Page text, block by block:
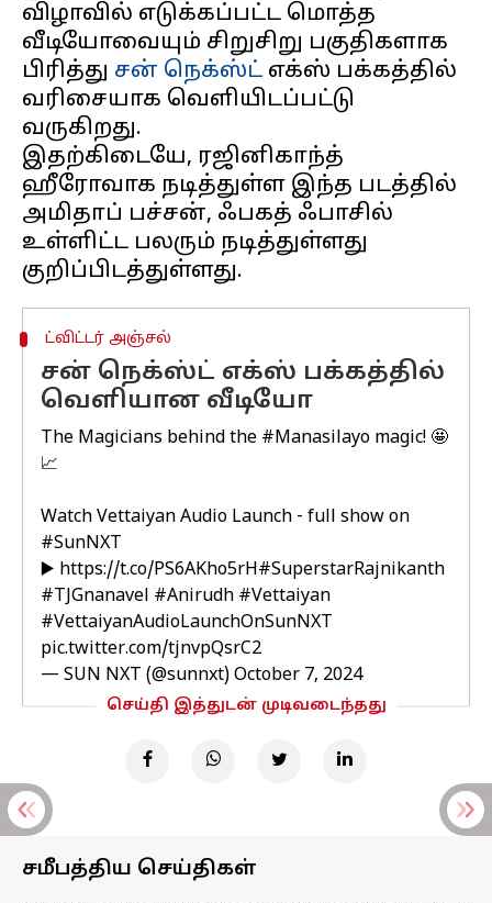
விழாவில் எடுக்கப்பட்ட மொத்த
வீடியோவையும் சிறுசிறு பகுதிகளாக
பிரித்து சன் நெக்ஸ்ட் எக்ஸ் பக்கத்தில்
வரிசையாக வெளியிடப்பட்டு
வருகிறது.
இதற்கிடையே, ரஜினிகாந்த்
ஹீரோவாக நடித்துள்ள இந்த படத்தில்
அமிதாப் பச்சன், ஃபகத் ஃபாசில்
உள்ளிட்ட பலரும் நடித்துள்ளது
ட்விட்டர் அஞ்சல்
சன் நெக்ஸ்ட் எக்ஸ் பக்கத்தில்
வெளியான வீடியோ
The Magicians behind the #Manasilayo magic! 🤩
📈
Watch Vettaiyan Audio Launch - full show on
#SunNXT
▶️ https://t.co/PS6AKho5rH#SuperstarRajnikanth
#TJGnanavel #Anirudh #Vettaiyan
#VettaiyanAudioLaunchOnSunNXT
pic.twitter.com/tjnvpQsrC2
— SUN NXT (@sunnxt) October 7, 2024
செய்தி இத்துடன் முடிவடைந்தது
சமீபத்திய செய்திகள்